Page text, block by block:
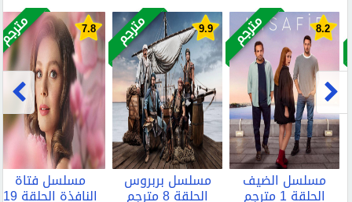
8.2
مسلسل الضيف
الحلقة 1 مترجم
مترجم 9.9
مسلسل بربروس
الحلقة 8 مترجم
مترجم 7.8
مسلسل فتاة
النافذة الحلقة 19